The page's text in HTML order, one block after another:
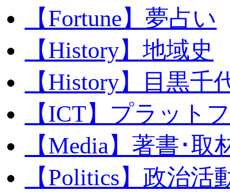
【Fortune】夢占い
【History】地域史
【History】目黒千
【ICT】プラット
【Media】著書･取
【Politics】政治活